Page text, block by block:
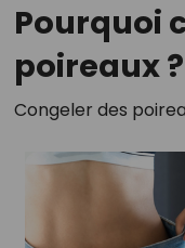
Pourquoi
poireaux ?
Congeler des